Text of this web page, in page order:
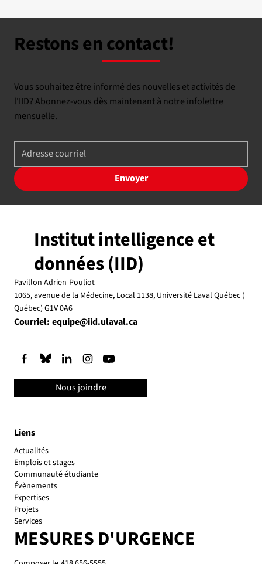
Restons en contact!
Vous souhaitez être informé des nouvelles et activités de
l'IID? Abonnez-vous dès maintenant à notre infolettre
mensuelle.
Envoyer
Liens
Actualités
Emplois et stages
Communauté étudiante
Évènements
Expertises
Projets
Services
MESURES D'URGENCE
Institut intelligence et
données (IID)
Pavillon Adrien-Pouliot
1065, avenue de la Médecine, Local 1138, Université Laval Québec (
Québec) G1V 0A6
Courriel: equipe@iid.ulaval.ca
Nous joindre